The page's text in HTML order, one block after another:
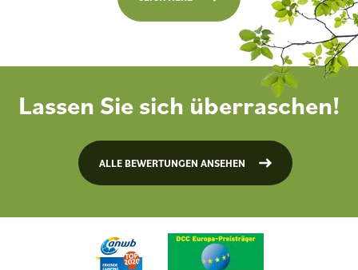
Lassen Sie sich überraschen!
ALLE BEWERTUNGEN ANSEHEN